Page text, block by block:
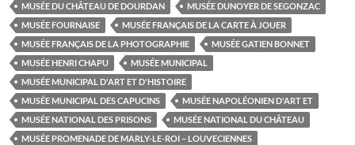
MUSÉE DU CHÂTEAU DE DOURDAN
MUSÉE DUNOYER DE SEGONZAC
MUSÉE FOURNAISE
MUSÉE FRANÇAIS DE LA CARTE À JOUER
MUSÉE FRANÇAIS DE LA PHOTOGRAPHIE
MUSÉE GATIEN BONNET
MUSÉE HENRI CHAPU
MUSÉE MUNICIPAL
MUSÉE MUNICIPAL D'ART ET D'HISTOIRE
MUSÉE MUNICIPAL DES CAPUCINS
MUSÉE NAPOLÉONIEN D'ART ET
MUSÉE NATIONAL DES PRISONS
MUSÉE NATIONAL DU CHÂTEAU
MUSÉE PROMENADE DE MARLY-LE-ROI – LOUVECIENNES